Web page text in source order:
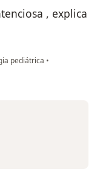
, explica
pediátrica •